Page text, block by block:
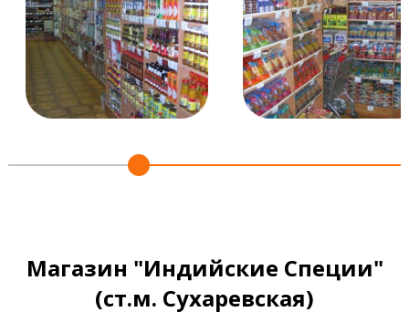
Магазин "Индийские Специи"
(ст.м. Сухаревская)